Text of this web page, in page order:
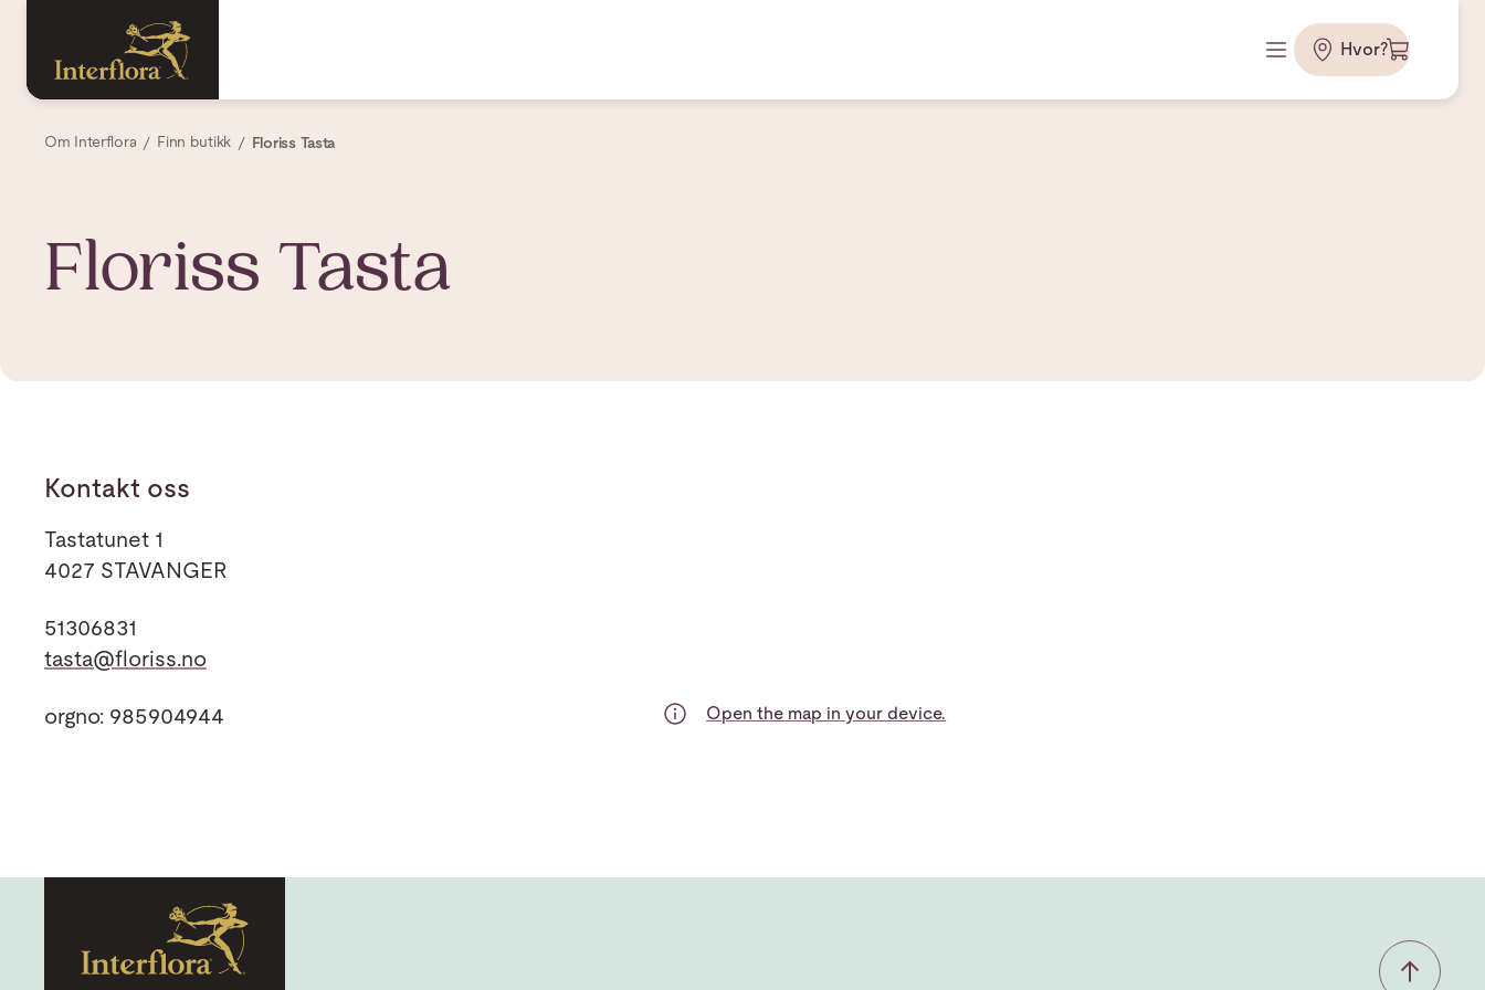
Hvor?
Om Interflora Finn butikk Floriss Tasta
Floriss Tasta
Kontakt oss
Tastatunet 1
4027 STAVANGER
51306831
tasta@floriss.no
orgno: 985904944 Open the map in your device.